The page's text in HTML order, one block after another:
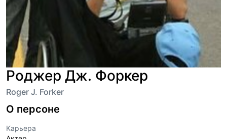
Роджер Дж. Форкер
Roger J. Forker
О персоне
Карьера